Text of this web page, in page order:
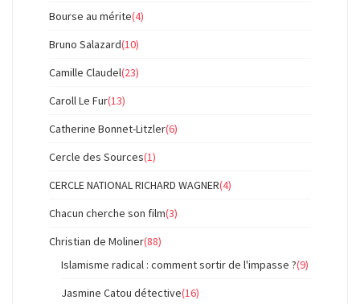
Bourse au mérite(4)
Bruno Salazard(10)
Camille Claudel(23)
Caroll Le Fur(13)
Catherine Bonnet-Litzler(6)
Cercle des Sources(1)
CERCLE NATIONAL RICHARD WAGNER(4)
Chacun cherche son film(3)
Christian de Moliner(88)
Islamisme radical : comment sortir de l'impasse ?(9)
Jasmine Catou détective(16)